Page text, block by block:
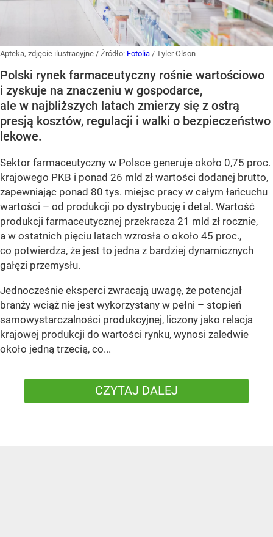
Apteka, zdjęcie ilustracyjne / Źródło: Fotolia / Tyler Olson
Polski rynek farmaceutyczny rośnie wartościowo
i zyskuje na znaczeniu w gospodarce,
ale w najbliższych latach zmierzy się z ostrą
presją kosztów, regulacji i walki o bezpieczeństwo
lekowe.
Sektor farmaceutyczny w Polsce generuje około 0,75 proc.
krajowego PKB i ponad 26 mld zł wartości dodanej brutto,
zapewniając ponad 80 tys. miejsc pracy w całym łańcuchu
wartości – od produkcji po dystrybucję i detal. Wartość
produkcji farmaceutycznej przekracza 21 mld zł rocznie,
a w ostatnich pięciu latach wzrosła o około 45 proc.,
co potwierdza, że jest to jedna z bardziej dynamicznych
gałęzi przemysłu.
Jednocześnie eksperci zwracają uwagę, że potencjał
branży wciąż nie jest wykorzystany w pełni – stopień
samowystarczalności produkcyjnej, liczony jako relacja
krajowej produkcji do wartości rynku, wynosi zaledwie
około jedną trzecią, co...
CZYTAJ DALEJ